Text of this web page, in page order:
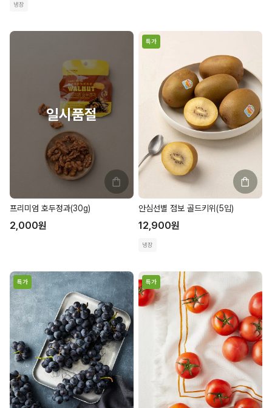
냉장
프리미엄 호두정과(30g)
2,000원
특가
안심선별 점보 골드키위(5입)
12,900원
냉장
특가 특가